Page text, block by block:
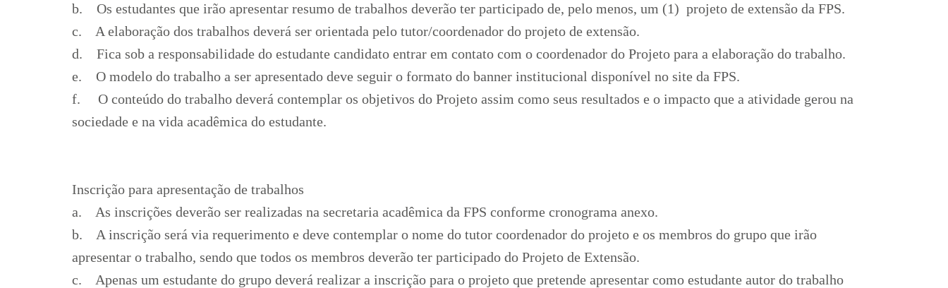
b. Os estudantes que irão apresentar resumo de trabalhos deverão ter participado de, pelo menos, um (1) projeto de extensão da FPS.
c. A elaboração dos trabalhos deverá ser orientada pelo tutor/coordenador do projeto de extensão.
d. Fica sob a responsabilidade do estudante candidato entrar em contato com o coordenador do Projeto para a elaboração do trabalho.
e. O modelo do trabalho a ser apresentado deve seguir o formato do banner institucional disponível no site da FPS.
f. O conteúdo do trabalho deverá contemplar os objetivos do Projeto assim como seus resultados e o impacto que a atividade gerou na
sociedade e na vida acadêmica do estudante.
Inscrição para apresentação de trabalhos
a. As inscrições deverão ser realizadas na secretaria acadêmica da FPS conforme cronograma anexo.
b. A inscrição será via requerimento e deve contemplar o nome do tutor coordenador do projeto e os membros do grupo que irão
apresentar o trabalho, sendo que todos os membros deverão ter participado do Projeto de Extensão.
c. Apenas um estudante do grupo deverá realizar a inscrição para o projeto que pretende apresentar como estudante autor do trabalho